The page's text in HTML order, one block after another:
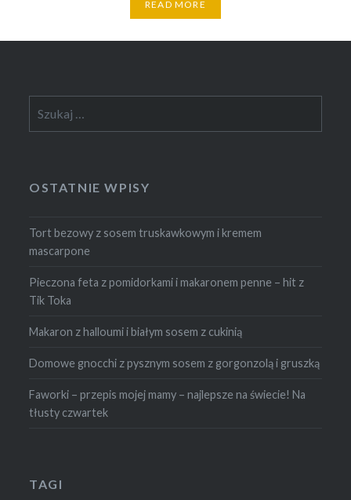
READ MORE
OSTATNIE WPISY
Tort bezowy z sosem truskawkowym i kremem
mascarpone
Pieczona feta z pomidorkami i makaronem penne – hit z
Tik Toka
Makaron z halloumi i białym sosem z cukinią
Domowe gnocchi z pysznym sosem z gorgonzolą i gruszką
Faworki – przepis mojej mamy – najlepsze na świecie! Na
tłusty czwartek
TAGI